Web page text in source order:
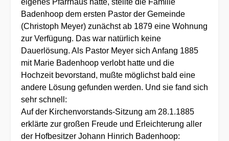
Badenhoop dem ersten Pastor der Gemeinde
(Christoph Meyer) zunächst ab 1879 eine Wohnung
zur Verfügung. Das war natürlich keine
Dauerlösung. Als Pastor Meyer sich Anfang 1885
mit Marie Badenhoop verlobt hatte und die
Hochzeit bevorstand, mußte möglichst bald eine
andere Lösung gefunden werden. Und sie fand sich
sehr schnell:
Auf der Kirchenvorstands-Sitzung am 28.1.1885
erklärte zur großen Freude und Erleichterung aller
der Hofbesitzer Johann Hinrich Badenhoop: